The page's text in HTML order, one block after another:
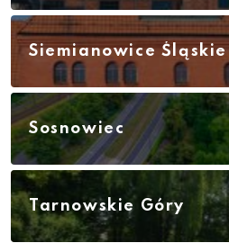
Siemianowice Śląskie
Sosnowiec
Tarnowskie Góry